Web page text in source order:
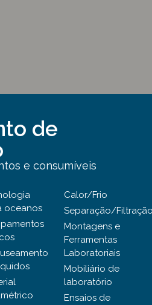
de
e consumíveis
oceanos
Calor/Frio
Separação/
Montagens e
Ferramentas
Laboratoriais
Mobiliário de
laboratório
Ensaios de